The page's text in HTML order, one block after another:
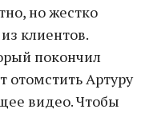
но жестко
клиентов.
покончил
отомстить Артуру
видео. Чтобы